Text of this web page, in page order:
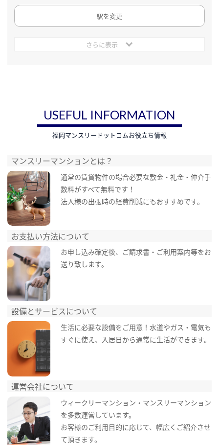
駅を変更
さらに表示
USEFUL INFORMATION
福岡マンスリードットコムお役立ち情報
マンスリーマンションとは？
通常の賃貸物件の場合必要な敷金・礼金・仲介手
数料がすべて無料です！
法人様の出張時の経費削減にもおすすめです。
お支払い方法について
お申し込み確定後、ご請求書・ご利用案内等をお
送り致します。
設備とサービスについて
生活に必要な設備をご用意！水道やガス・電気も
すぐに使え、入居日から通常に生活ができます。
運営会社について
ウィークリーマンション・マンスリーマンション
を多数運営しています。
お客様のご利用目的に応じて、幅広くご紹介させ
て頂きます。